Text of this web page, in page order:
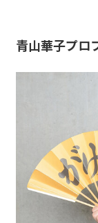
青山華子プロ